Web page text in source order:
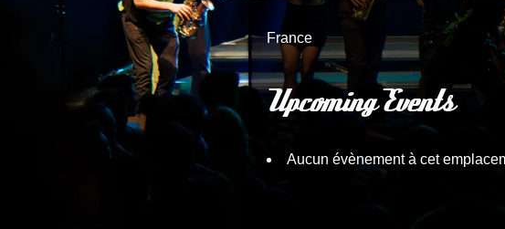
France
Upcoming Events
Aucun évènement à cet